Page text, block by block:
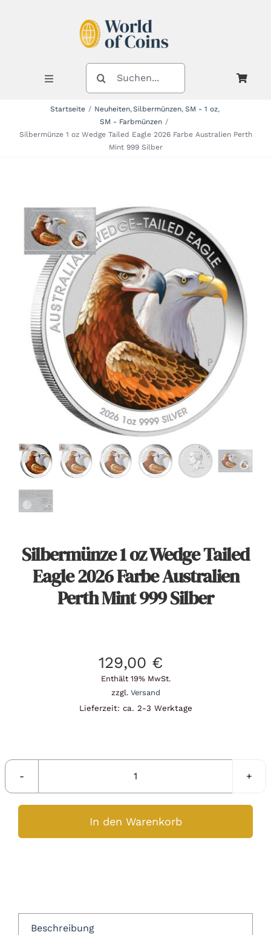
Toggle
Navigation
Neuheiten
Angebote
Über Uns
Kontakt
Mein Konto
Warenkorb
SUCHE
NACH:
Startseite Neuheiten Silbermünzen SM - 1 oz
SM - Farbmünzen
Silbermünze 1 oz Wedge Tailed Eagle 2026 Farbe Australien Perth
Mint 999 Silber
Silbermünze 1 oz Wedge Tailed
Eagle 2026 Farbe Australien
Perth Mint 999 Silber
129,00 €
Enthält 19% MwSt.
zzgl. Versand
Lieferzeit: ca. 2-3 Werktage
oz
In den Warenkorb
Beschreibung